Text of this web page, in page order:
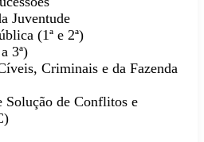
Juventude
(1ª e 2ª)
3ª)
Criminais e da Fazenda
Solução de Conflitos e